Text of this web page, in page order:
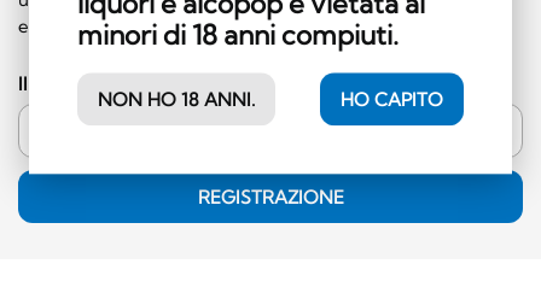
minori di 18 anni compiuti.
NON HO 18 ANNI. HO CAPITO
esclusa la categoria dei superalcolici)!
Il vostro indirizzo e-mail
REGISTRAZIONE